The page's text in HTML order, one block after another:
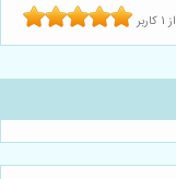
از 1 کاربر